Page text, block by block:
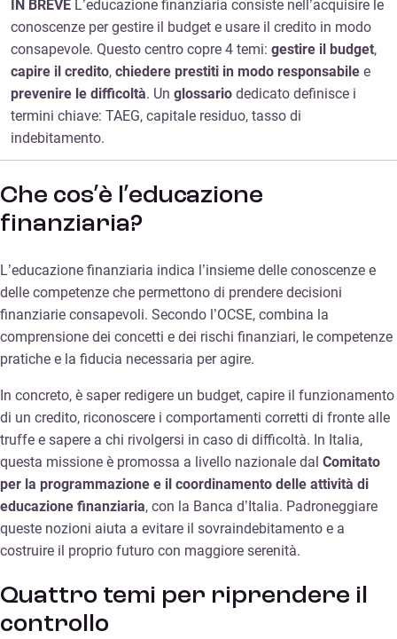
IN BREVE L’educazione finanziaria consiste nell’acquisire le
conoscenze per gestire il budget e usare il credito in modo
consapevole. Questo centro copre 4 temi: gestire il budget,
capire il credito, chiedere prestiti in modo responsabile e
prevenire le difficoltà. Un glossario dedicato definisce i
termini chiave: TAEG, capitale residuo, tasso di
indebitamento.
Che cos’è l’educazione
finanziaria?
L’educazione finanziaria indica l’insieme delle conoscenze e
delle competenze che permettono di prendere decisioni
finanziarie consapevoli. Secondo l’OCSE, combina la
comprensione dei concetti e dei rischi finanziari, le competenze
pratiche e la fiducia necessaria per agire.
In concreto, è saper redigere un budget, capire il funzionamento
di un credito, riconoscere i comportamenti corretti di fronte alle
truffe e sapere a chi rivolgersi in caso di difficoltà. In Italia,
questa missione è promossa a livello nazionale dal Comitato
per la programmazione e il coordinamento delle attività di
educazione finanziaria, con la Banca d’Italia. Padroneggiare
queste nozioni aiuta a evitare il sovraindebitamento e a
costruire il proprio futuro con maggiore serenità.
Quattro temi per riprendere il
controllo